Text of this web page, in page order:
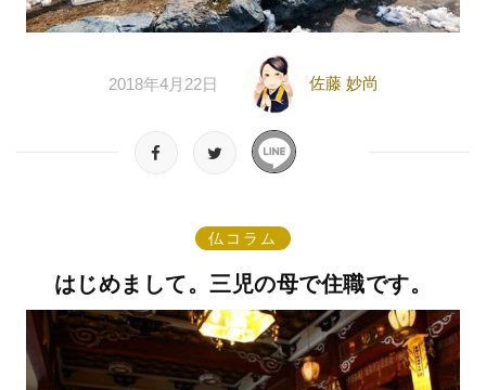
2018年4月22日 佐藤 妙尚
仏コラム
はじめまして。三児の母で住職です。